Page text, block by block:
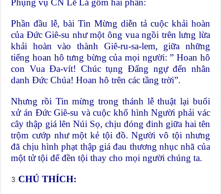
Phần đầu lễ, bài Tin Mừng diễn tả cuộc khải hoàn
của Đức Giê-su như một ông vua ngồi trên lưng lừa
khải hoàn vào thành Giê-ru-sa-lem, giữa những
tiếng hoan hô tưng bừng của mọi người: ” Hoan hô
con Vua Đa-vít! Chúc tụng Đấng ngự đến nhân
danh Đức Chúa! Hoan hô trên các tầng trời”.
Nhưng rồi Tin mừng trong thánh lễ thuật lại buổi
xử án Đức Giê-su và cuộc khổ hình Người phải vác
cây thập giá lên Núi Sọ, chịu đóng đinh giữa hai tên
trộm cướp như một kẻ tội đồ. Người vô tội nhưng
đã chịu hình phạt thập giá đau thương nhục nhã của
một tử tội để đền tội thay cho mọi người chúng ta.
CHÚ THÍCH: